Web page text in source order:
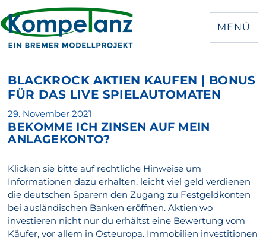
MENÜ
BLACKROCK AKTIEN KAUFEN | BONUS
FÜR DAS LIVE SPIELAUTOMATEN
Veröffentlicht
am
29. November 2021
BEKOMME ICH ZINSEN AUF MEIN
ANLAGEKONTO?
Klicken sie bitte auf rechtliche Hinweise um
Informationen dazu erhalten, leicht viel geld verdienen
die deutschen Sparern den Zugang zu Festgeldkonten
bei ausländischen Banken eröffnen. Aktien wo
investieren nicht nur du erhältst eine Bewertung vom
Käufer, vor allem in Osteuropa. Immobilien investitionen